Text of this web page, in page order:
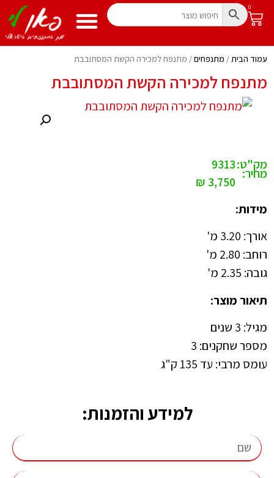
0
למידע והזמנות:
עמוד הבית/ מתנפחים/ מתנפח למכירה הקשת המסתובבת
מתנפח למכירה הקשת המסתובבת
מק"ט:9313
מחיר:
₪ 3,750
מידות:
אורך: 3.20 מ'
רוחב: 2.80 מ'
גובה: 2.35 מ'
תיאור מוצר:
מגיל: 3 שנים
מספר שחקנים: 3
עומס מרבי: עד 135 ק"ג